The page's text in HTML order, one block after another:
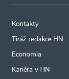
Kontakty
Tiráž redakce HN
Economia
Kariéra v HN